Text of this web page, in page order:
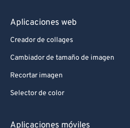
Aplicaciones web
Creador de collages
Cambiador de tamaño de imagen
Recortar imagen
Selector de color
Aplicaciones móviles